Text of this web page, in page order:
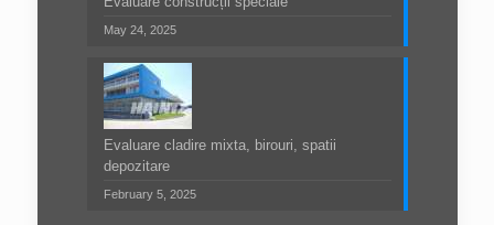
May 24, 2025
Evaluare cladire mixta, birouri, spatii
depozitare
February 5, 2025